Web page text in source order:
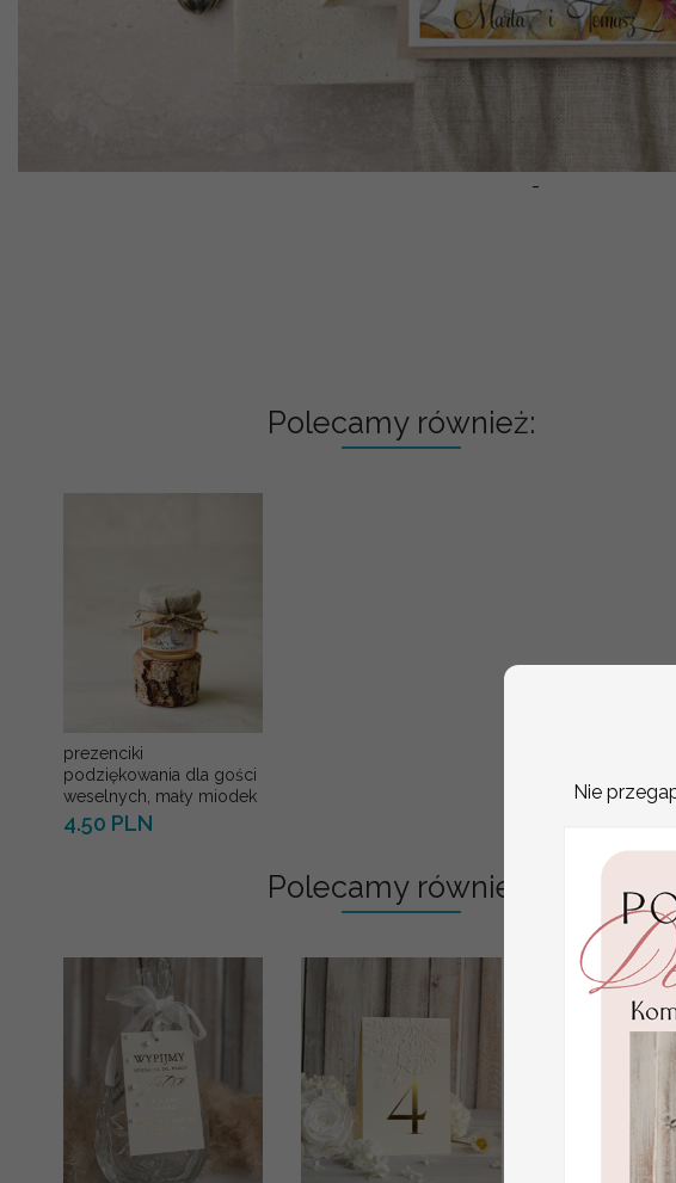
-
Polecamy również:
prezenciki
podziękowania dla gości
weselnych, mały miodek
4.50 PLN
Polecamy również:
Nie